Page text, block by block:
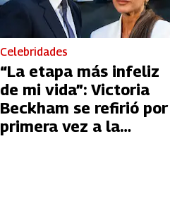
Celebridades
“La etapa más infeliz
de mi vida”: Victoria
Beckham se refirió por
primera vez a la